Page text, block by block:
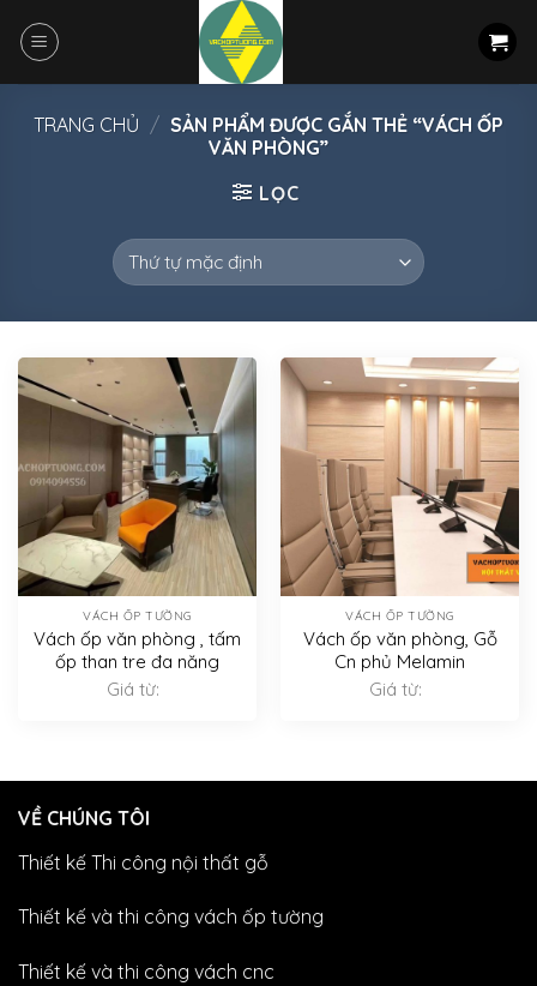
TRANG CHỦ / SẢN PHẨM ĐƯỢC GẮN THẺ “VÁCH ỐP
VĂN PHÒNG”
LỌC
VÁCH ỐP TƯỜNG
Vách ốp văn phòng , tấm
ốp than tre đa năng
Giá từ:
VÁCH ỐP TƯỜNG
Vách ốp văn phòng, Gỗ
Cn phủ Melamin
Giá từ:
VỀ CHÚNG TÔI
Thiết kế Thi công nội thất gỗ
Thiết kế và thi công vách ốp tường
Thiết kế và thi công vách cnc